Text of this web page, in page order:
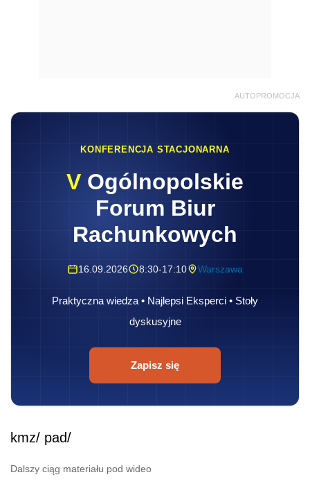
AUTOPROMOCJA
KONFERENCJA STACJONARNA
V Ogólnopolskie
Forum Biur
Rachunkowych
16.09.2026 8:30-17:10 Warszawa
Praktyczna wiedza • Najlepsi Eksperci • Stoły
dyskusyjne
Zapisz się
kmz/ pad/
Dalszy ciąg materiału pod wideo